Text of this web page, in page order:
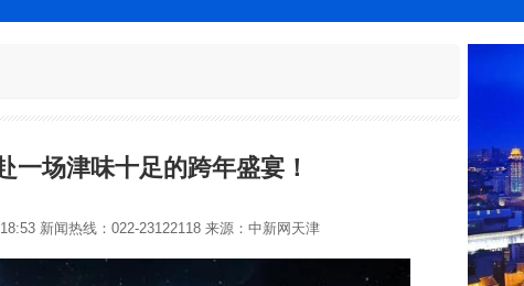
一场津味十足的跨年盛宴！
新闻热线：022-23122118来源：中新网天津